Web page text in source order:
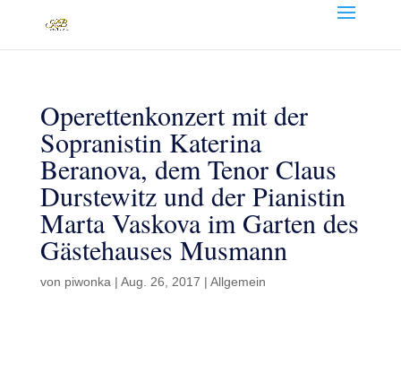
Operettenkonzert mit der
Sopranistin Katerina
Beranova, dem Tenor Claus
Durstewitz und der Pianistin
Marta Vaskova im Garten des
Gästehauses Musmann
von piwonka | Aug. 26, 2017 | Allgemein